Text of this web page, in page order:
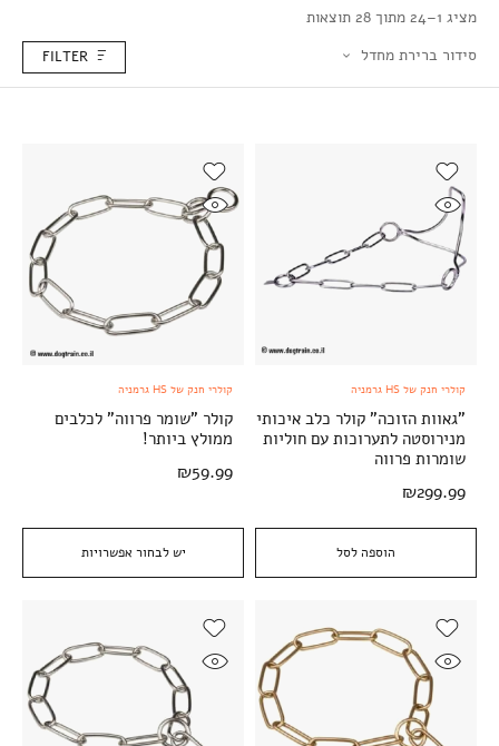
מציג 1–24 מתוך 28 תוצאות
סידור ברירת מחדל
FILTER
הוספה לסל
קולרי חנק של HS גרמניה
"גאוות הזוכה" קולר כלב איכותי
מנירוסטה לתערוכות עם חוליות
שומרות פרווה
₪299.99
יש לבחור אפשרויות
קולרי חנק של HS גרמניה
קולר "שומר פרווה" לכלבים
ממולץ ביותר!
₪59.99